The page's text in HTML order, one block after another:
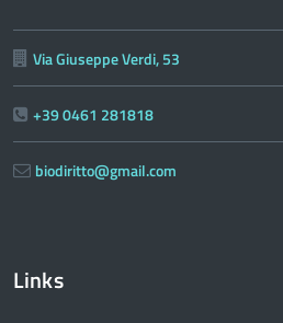
Via Giuseppe Verdi, 53
+39 0461 281818
biodiritto@gmail.com
Links